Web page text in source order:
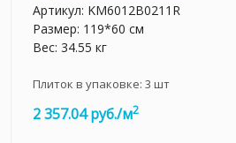
Артикул: KM6012B0211R
Размер: 119*60 см
Вес: 34.55 кг
Плиток в упаковке: 3 шт
2 357.04 руб./м2